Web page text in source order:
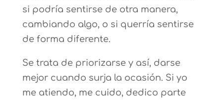
si podría sentirse de otra manera,
cambiando algo, o si querría sentirse
de forma diferente.
Se trata de priorizarse y así, darse
mejor cuando surja la ocasión. Si yo
me atiendo, me cuido, dedico parte